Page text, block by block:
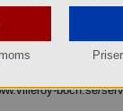
AB
boch.se/